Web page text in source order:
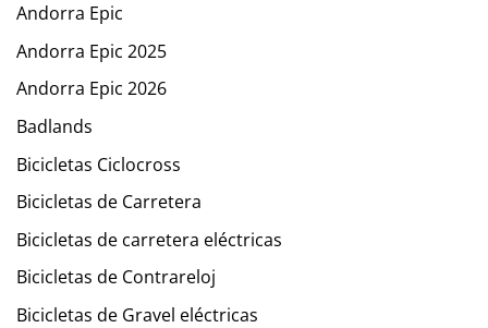
Andorra Epic
Andorra Epic 2025
Andorra Epic 2026
Badlands
Bicicletas Ciclocross
Bicicletas de Carretera
Bicicletas de carretera eléctricas
Bicicletas de Contrareloj
Bicicletas de Gravel eléctricas